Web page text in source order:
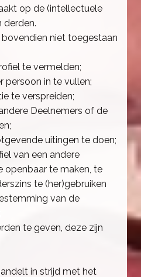
op de (intellectuele
derden.
niet toegestaan
te vermelden;
persoon in te vullen;
te verspreiden;
Deelnemers of de
uitingen te doen;
van een andere
openbaar te maken, te
te (her)gebruiken
van de
te geven, deze zijn
in strijd met het